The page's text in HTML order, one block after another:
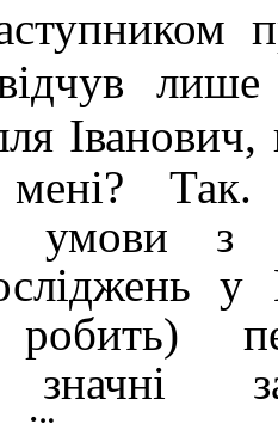
умови з
у
робить)
значні